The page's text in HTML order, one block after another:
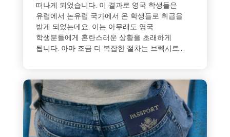
떠나게 되었습니다. 이 결과로 영국 학생들은
유럽에서 논유럽 국가에서 온 학생들로 취급을
받게 되었는데요, 이는 아무래도 영국
학생분들에게 혼란스러운 상황을 초래하게
됩니다. 아마 조금 더 복잡한 절차는 브렉시트...